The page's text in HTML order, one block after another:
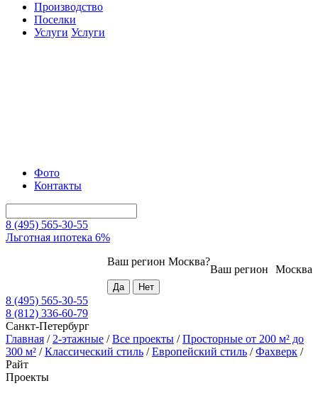
Производство
Поселки
Услуги Услуги
Фото
Контакты
8 (495) 565-30-55
Льготная ипотека 6%
Москва
Ваш регион
Ваш регион Москва?
8 (495) 565-30-55
8 (812) 336-60-79
Санкт-Петербург
Главная / 2-этажные /Все проекты /Просторные от 200 м² до
300 м² /Классический стиль /Европейский стиль /Фахверк /
Райт
Проекты